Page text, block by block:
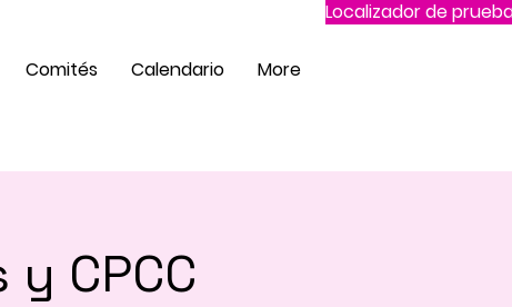
Comités Calendario More
Localizador de
CPCC